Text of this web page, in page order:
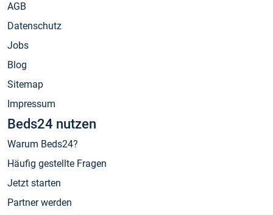
AGB
Datenschutz
Jobs
Blog
Sitemap
Impressum
Beds24 nutzen
Warum Beds24?
Häufig gestellte Fragen
Jetzt starten
Partner werden